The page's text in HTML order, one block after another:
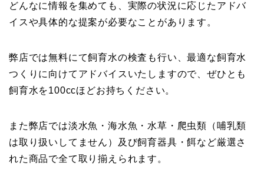
どんなに情報を集めても、実際の状況に応じたアドバ
イスや具体的な提案が必要なことがあります。
弊店では無料にて飼育水の検査も行い、最適な飼育水
つくりに向けてアドバイスいたしますので、ぜひとも
飼育水を100ccほどお持ちください。
また弊店では淡水魚・海水魚・水草・爬虫類（哺乳類
は取り扱いしてません）及び飼育器具・餌など厳選さ
れた商品で全て取り揃えられます。